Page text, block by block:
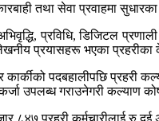
तथा सेवा प्रवाहमा
प्रविधि, डिजिटल
प्रयासहरू भएका प्रहरीका
कार्कीको पदबहालीपछि प्रहरी
उपलब्ध गराउनेगरी कल्याण
८४७ प्रहरी कर्मचारीलाई रु